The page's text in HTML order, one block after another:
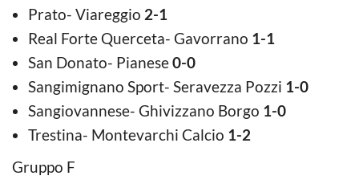
Prato- Viareggio 2-1
Real Forte Querceta- Gavorrano 1-1
San Donato- Pianese0-0
Sangimignano Sport- Seravezza Pozzi 1-0
Sangiovannese- Ghivizzano Borgo 1-0
Trestina- Montevarchi Calcio 1-2
Gruppo F